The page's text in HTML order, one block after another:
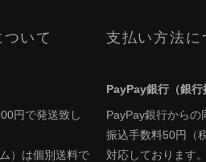
いて
円で発送致し
）は個別送料で
支払い方法に
PayPay銀行（銀行
PayPay銀行からの
振込手数料50円（
対応しております